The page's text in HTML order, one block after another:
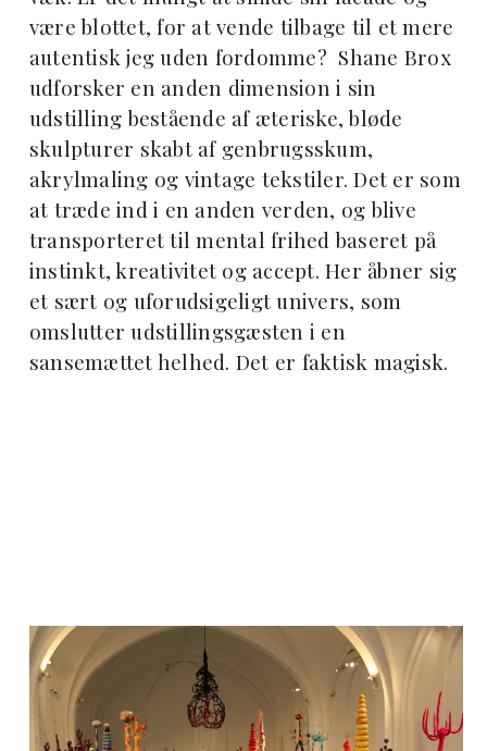
være blottet, for at vende tilbage til et mere
autentisk jeg uden fordomme? Shane Brox
udforsker en anden dimension i sin
udstilling bestående af æteriske, bløde
skulpturer skabt af genbrugsskum,
akrylmaling og vintage tekstiler. Det er som
at træde ind i en anden verden, og blive
transporteret til mental frihed baseret på
instinkt, kreativitet og accept. Her åbner sig
et sært og uforudsigeligt univers, som
omslutter udstillingsgæsten i en
sansemættet helhed. Det er faktisk magisk.